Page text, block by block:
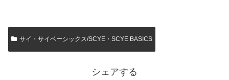
サイ・サイベーシックス/SCYE・SCYE BASICS
シェアする